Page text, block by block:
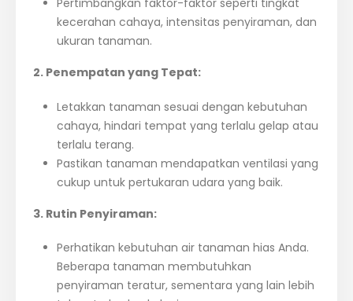
Pertimbangkan faktor-faktor seperti tingkat
kecerahan cahaya, intensitas penyiraman, dan
ukuran tanaman.
2. Penempatan yang Tepat:
Letakkan tanaman sesuai dengan kebutuhan
cahaya, hindari tempat yang terlalu gelap atau
terlalu terang.
Pastikan tanaman mendapatkan ventilasi yang
cukup untuk pertukaran udara yang baik.
3. Rutin Penyiraman:
Perhatikan kebutuhan air tanaman hias Anda.
Beberapa tanaman membutuhkan
penyiraman teratur, sementara yang lain lebih